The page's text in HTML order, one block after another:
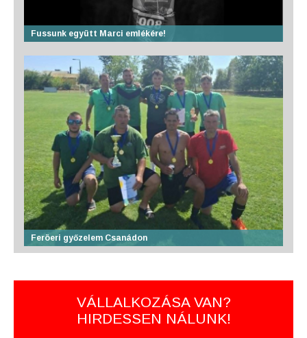
Fussunk együtt Marci emlékére!
Feröeri győzelem Csanádon
VÁLLALKOZÁSA VAN?
HIRDESSEN NÁLUNK!